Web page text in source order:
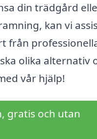
din trädgård
kan vi
från
olika alternativ
vår hjälp!
gratis och utan